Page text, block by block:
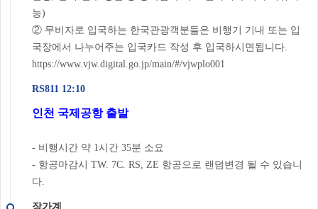
능)
② 무비자로 입국하는 한국관광객분들은 비행기 기내 또는 입
국장에서 나누어주는 입국카드 작성 후 입국하시면됩니다.
https://www.vjw.digital.go.jp/main/#/vjwplo001
RS811 12:10
인천 국제공항 출발
- 비행시간 약 1시간 35분 소요
- 항공마감시 TW. 7C. RS, ZE 항공으로 랜덤변경 될 수 있습니
다.
장가계